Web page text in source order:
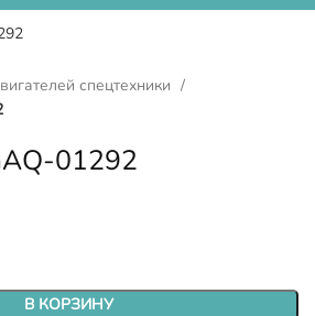
увеличить
спецтехники
01292
В КОРЗИНУ